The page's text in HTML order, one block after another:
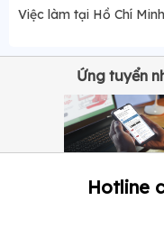
Việc làm tại Hồ Chí Minh
Ứng tuyển
Hotline